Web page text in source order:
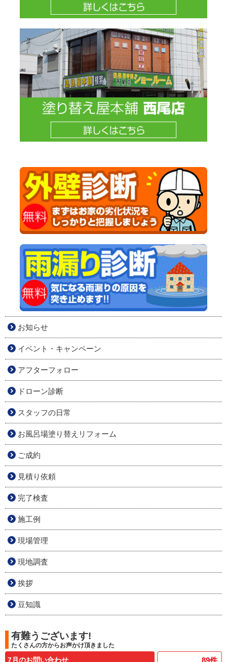
お知らせ
イベント・キャンペーン
アフターフォロー
ドローン診断
スタッフの日常
お風呂場塗り替えリフォーム
ご成約
見積り依頼
完了検査
施工例
現場管理
現地調査
挨拶
豆知識
有難うございます!
たくさんの方からお声かけ頂きました
7月のお問い合わせ 89件